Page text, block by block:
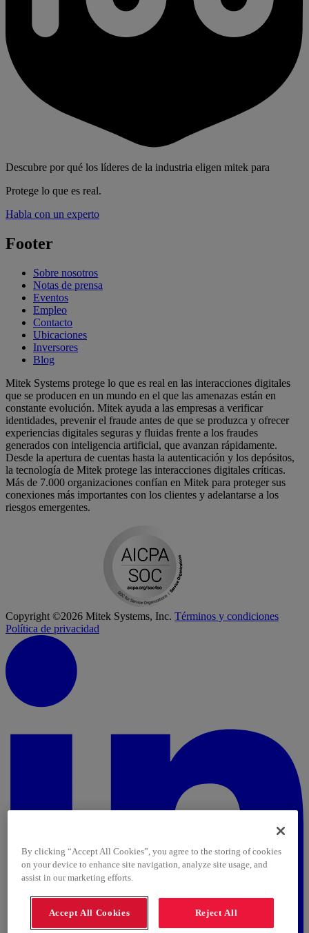
Descubre por qué los líderes de la industria eligen mitek para
Protege lo que es real.
Habla con un experto
Footer
Sobre nosotros
Notas de prensa
Eventos
Empleo
Contacto
Ubicaciones
Inversores
Blog
Mitek Systems protege lo que es real en las interacciones digitales
que se producen en un mundo en el que las amenazas están en
constante evolución. Mitek ayuda a las empresas a verificar
identidades, prevenir el fraude antes de que se produzca y ofrecer
experiencias digitales seguras y fluidas frente a los fraudes
generados con inteligencia artificial, que avanzan rápidamente.
Desde la apertura de cuentas hasta la autenticación y los depósitos,
la tecnología de Mitek protege las interacciones digitales críticas.
Más de 7.000 organizaciones confían en Mitek para proteger sus
conexiones más importantes con los clientes y adelantarse a los
riesgos emergentes.
Copyright ©2026 Mitek Systems, Inc. Términos y condiciones
Política de privacidad
By clicking “Accept All Cookies”, you agree to the storing of cookies
on your device to enhance site navigation, analyze site usage, and
assist in our marketing efforts.
Accept All Cookies Reject All